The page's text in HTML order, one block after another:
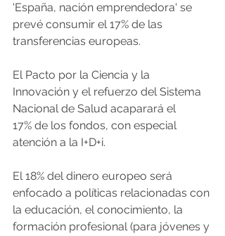
'España, nación emprendedora' se
prevé consumir el 17% de las
transferencias europeas.
El Pacto por la Ciencia y la
Innovación y el refuerzo del Sistema
Nacional de Salud acaparará el
17% de los fondos, con especial
atención a la I+D+i.
El 18% del dinero europeo será
enfocado a políticas relacionadas con
la educación, el conocimiento, la
formación profesional (para jóvenes y